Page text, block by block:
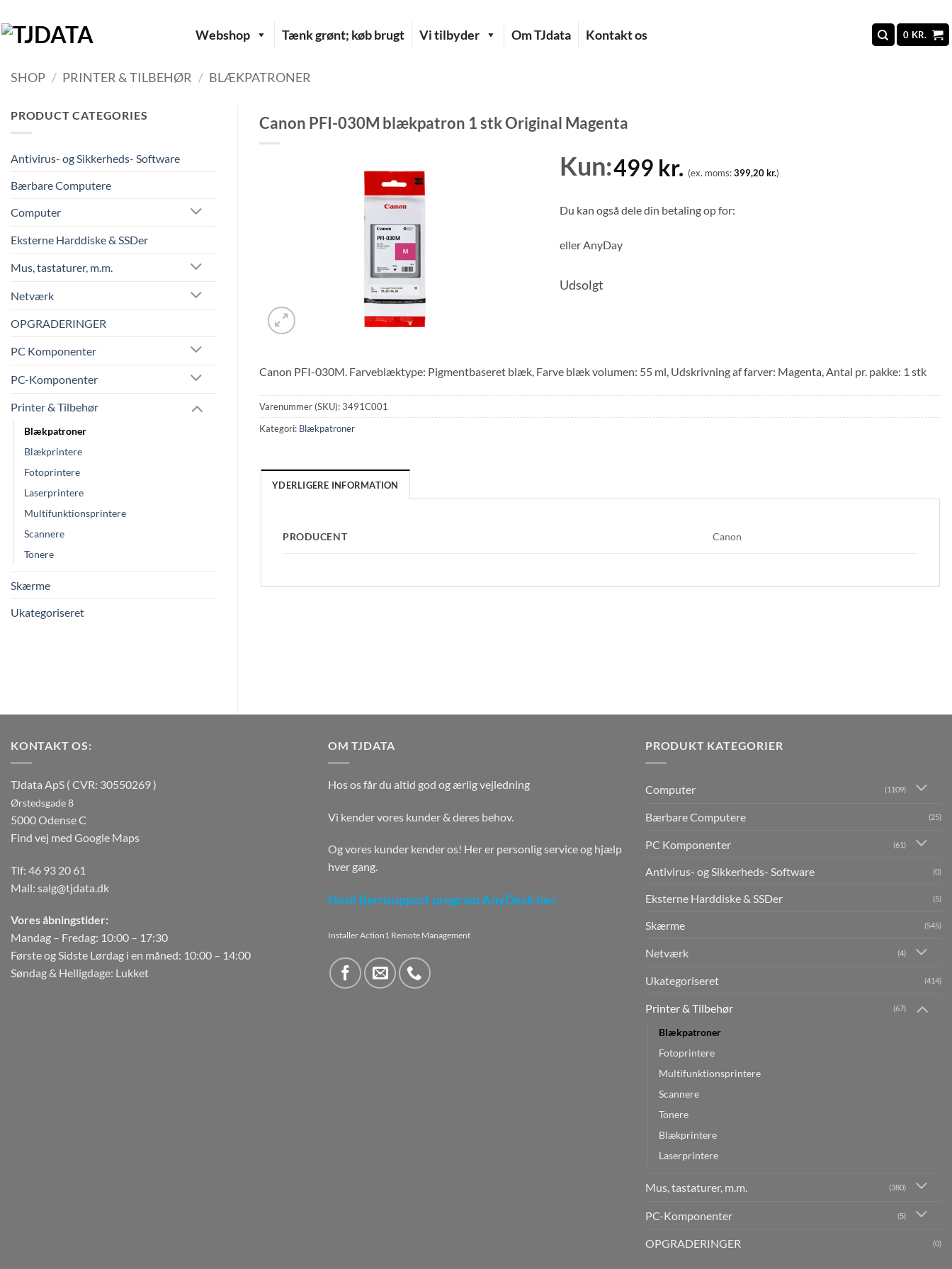
til
indhold
Webshop Tænk grønt; køb brugt Vi tilbyder Om TJdata Kontakt os 0 KR.
SHOP / PRINTER & TILBEHØR / BLÆKPATRONER
PRODUCT CATEGORIES
Antivirus- og Sikkerheds- Software
Bærbare Computere
Computer
Eksterne Harddiske & SSDer
Mus, tastaturer, m.m.
Netværk
OPGRADERINGER
PC Komponenter
PC-Komponenter
Printer & Tilbehør
Blækpatroner
Blækprintere
Fotoprintere
Laserprintere
Multifunktionsprintere
Scannere
Tonere
Skærme
Ukategoriseret
Canon PFI-030M blækpatron 1 stk Original Magenta
Kun:499 kr. (ex. moms:399,20kr.)
Du kan også dele din betaling op for:
ellerAnyDay
Udsolgt
Canon PFI-030M. Farveblæktype: Pigmentbaseret blæk, Farve blæk volumen: 55 ml, Udskrivning af farver: Magenta, Antal pr. pakke: 1 stk
Varenummer (SKU):3491C001
Kategori: Blækpatroner
YDERLIGERE INFORMATION
PRODUCENT Canon
KONTAKT OS:
TJdata ApS ( CVR: 30550269 )
Ørstedsgade 8
5000 Odense C
Find vej med Google Maps
Tlf: 46 93 20 61
Mail: salg@tjdata.dk
Vores åbningstider:
Mandag – Fredag: 10:00 – 17:30
Første og Sidste Lørdag i en måned: 10:00 – 14:00
Søndag & Helligdage: Lukket
OM TJDATA
Hos os får du altid god og ærlig vejledning
Vi kender vores kunder & deres behov.
Og vores kunder kender os! Her er personlig service og hjælp
hver gang.
Hent fjernsupport program AnyDesk her.
Installer Action1 Remote Management
PRODUKT KATEGORIER
Computer (1109)
Bærbare Computere (25)
PC Komponenter (61)
Antivirus- og Sikkerheds- Software (0)
Eksterne Harddiske & SSDer (5)
Skærme (545)
Netværk (4)
Ukategoriseret (414)
Printer & Tilbehør (67)
Blækpatroner
Fotoprintere
Multifunktionsprintere
Scannere
Tonere
Blækprintere
Laserprintere
Mus, tastaturer, m.m. (380)
PC-Komponenter (5)
OPGRADERINGER (0)